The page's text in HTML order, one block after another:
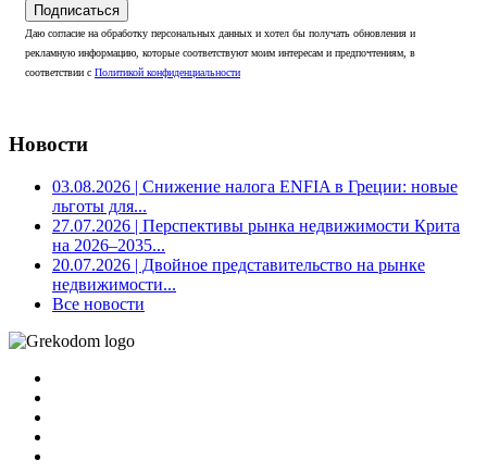
Подписаться
Даю согласие на обработку персональных данных и хотел бы получать обновления и
рекламную информацию, которые соответствуют моим интересам и предпочтениям, в
соответствии с Политикой конфиденциальности
Новости
03.08.2026 | Снижение налога ENFIA в Греции: новые
льготы для...
27.07.2026 | Перспективы рынка недвижимости Крита
на 2026–2035...
20.07.2026 | Двойное представительство на рынке
недвижимости...
Все новости